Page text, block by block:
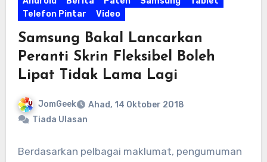
Telefon Pintar
Video
Samsung Bakal Lancarkan
Peranti Skrin Fleksibel Boleh
Lipat Tidak Lama Lagi
JomGeek
Ahad, 14 Oktober 2018
Tiada Ulasan
Berdasarkan pelbagai maklumat, pengumuman